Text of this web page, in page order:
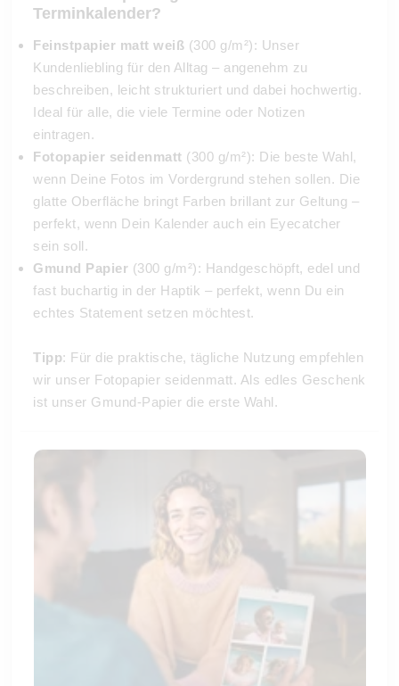
Terminkalender?
Feinstpapier matt weiß (300 g/m²): Unser
Kundenliebling für den Alltag – angenehm zu
beschreiben, leicht strukturiert und dabei hochwertig.
Ideal für alle, die viele Termine oder Notizen
eintragen.
Fotopapier seidenmatt (300 g/m²): Die beste Wahl,
wenn Deine Fotos im Vordergrund stehen sollen. Die
glatte Oberfläche bringt Farben brillant zur Geltung –
perfekt, wenn Dein Kalender auch ein Eyecatcher
sein soll.
Gmund Papier (300 g/m²): Handgeschöpft, edel und
fast buchartig in der Haptik – perfekt, wenn Du ein
echtes Statement setzen möchtest.
Tipp: Für die praktische, tägliche Nutzung empfehlen
wir unser Fotopapier seidenmatt. Als edles Geschenk
ist unser Gmund-Papier die erste Wahl.